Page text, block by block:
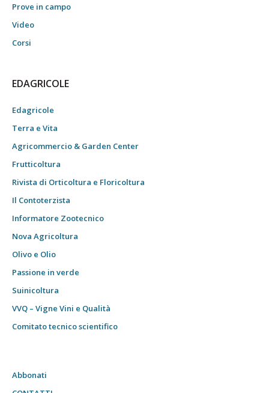
Prove in campo
Video
Corsi
EDAGRICOLE
Edagricole
Terra e Vita
Agricommercio & Garden Center
Frutticoltura
Rivista di Orticoltura e Floricoltura
Il Contoterzista
Informatore Zootecnico
Nova Agricoltura
Olivo e Olio
Passione in verde
Suinicoltura
VVQ – Vigne Vini e Qualità
Comitato tecnico scientifico
Abbonati